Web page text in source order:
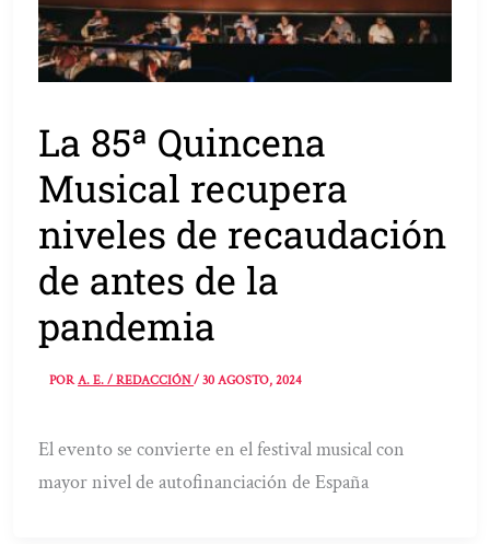
La 85ª Quincena
Musical recupera
niveles de recaudación
de antes de la
pandemia
PORA. E. / REDACCIÓN/30 AGOSTO, 2024
El evento se convierte en el festival musical con
mayor nivel de autofinanciación de España